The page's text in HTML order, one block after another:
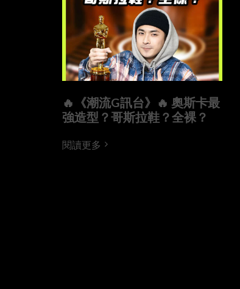
🔥《潮流G訊台》🔥 奧斯卡最
強造型？哥斯拉鞋？全裸？
閱讀更多